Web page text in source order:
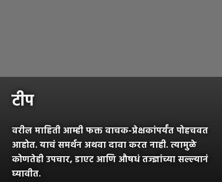
टीप
वरील माहिती आम्ही फक्त वाचक-प्रेक्षकांपर्यंत पोहचवत
आहोत. याचं समर्थन अथवा दावा करत नाही. त्यामुळे
कोणतेही उपचार, डाएट आणि औषधं तज्ज्ञांच्या सल्ल्यानं
घ्यावीत.